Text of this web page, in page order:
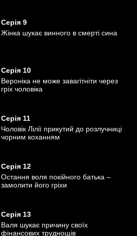
Серія 9
Жінка шукає винного в смерті сина
Серія 10
Вероніка не може завагітніти через
гріх чоловіка
Серія 11
Чоловік Лілії прикутий до розлучниці
чорним коханням
Серія 12
Остання воля покійного батька –
замолити його гріхи
Серія 13
Валя шукає причину своїх
фінансових труднощів